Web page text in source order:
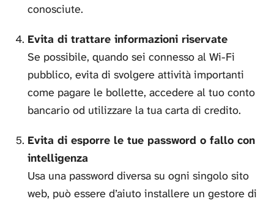
conosciute.
Evita di trattare informazioni riservate
Se possibile, quando sei connesso al Wi-Fi
pubblico, evita di svolgere attività importanti
come pagare le bollette, accedere al tuo conto
bancario od utilizzare la tua carta di credito.
Evita di esporre le tue password o fallo con
intelligenza
Usa una password diversa su ogni singolo sito
web, può essere d’aiuto installere un gestore di